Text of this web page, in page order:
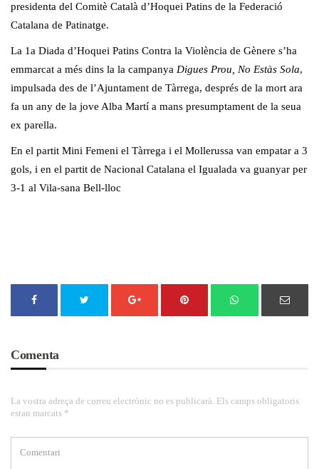
presidenta del Comitè Català d’Hoquei Patins de la Federació
Catalana de Patinatge.
La 1a Diada d’Hoquei Patins Contra la Violència de Gènere s’ha
emmarcat a més dins la la campanya Digues Prou, No Estàs Sola,
impulsada des de l’Ajuntament de Tàrrega, després de la mort ara
fa un any de la jove Alba Martí a mans presumptament de la seua
ex parella.
En el partit Mini Femeni el Tàrrega i el Mollerussa van empatar a 3
gols, i en el partit de Nacional Catalana el Igualada va guanyar per
3-1 al Vila-sana Bell-lloc
Comenta
La vostra adreça de correu electrònic no es publicarà. Els camps obligatoris
estan marcats *